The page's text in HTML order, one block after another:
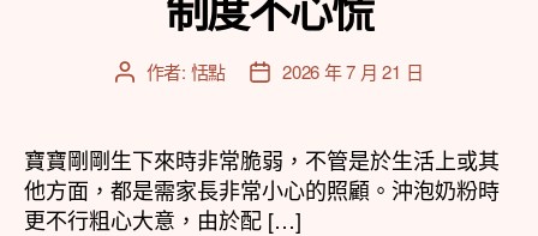
文
者
作者: 恬點
文
佈
日
期
2026 年 7 月 21 日
寶寶剛剛生下來時非常脆弱，不管是於生活上或其
他方面，都是需家長非常小心的照顧。沖泡奶粉時
更不行粗心大意，由於配 […]